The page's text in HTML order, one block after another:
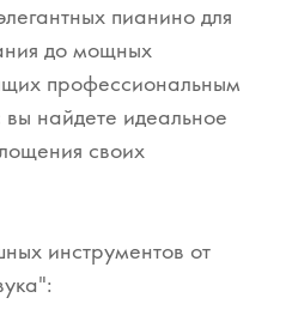
пианино для
до мощных
профессиональным
найдете идеальное
своих
инструментов от